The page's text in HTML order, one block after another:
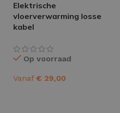
Elektrische
vloerverwarming losse
kabel
Op voorraad
Vanaf € 29,00